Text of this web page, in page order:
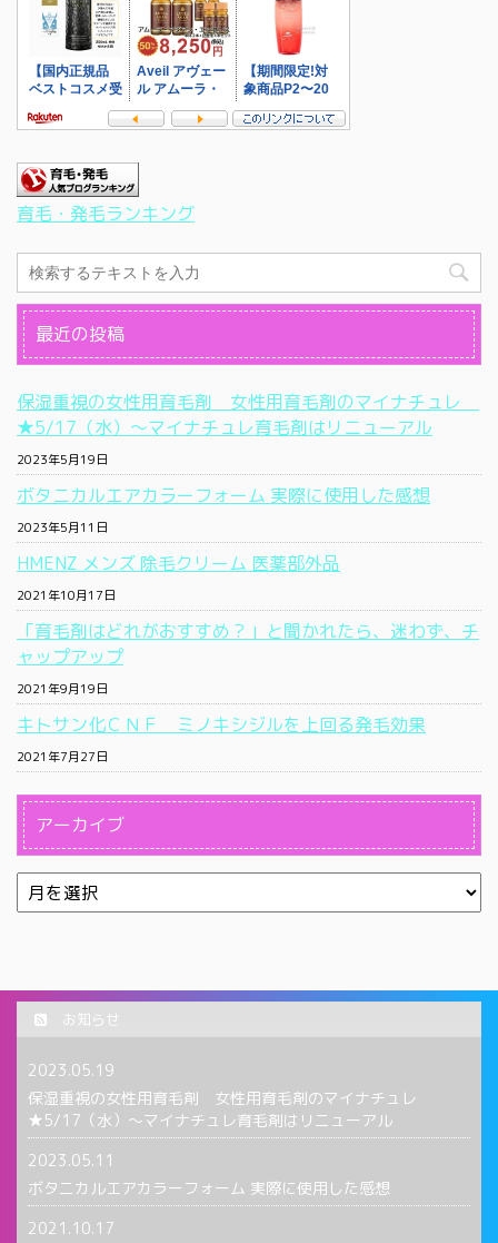
育毛・発毛ランキング
最近の投稿
保湿重視の女性用育毛剤 女性用育毛剤のマイナチュレ
★5/17（水）〜マイナチュレ育毛剤はリニューアル
2023年5月19日
ボタニカルエアカラーフォーム 実際に使用した感想
2023年5月11日
HMENZ メンズ 除毛クリーム 医薬部外品
2021年10月17日
「育毛剤はどれがおすすめ？」と聞かれたら、迷わず、チ
ャップアップ
2021年9月19日
キトサン化ＣＮＦ ミノキシジルを上回る発毛効果
2021年7月27日
アーカイブ
お知らせ
2023.05.19
保湿重視の女性用育毛剤 女性用育毛剤のマイナチュレ
★5/17（水）〜マイナチュレ育毛剤はリニューアル
2023.05.11
ボタニカルエアカラーフォーム 実際に使用した感想
2021.10.17